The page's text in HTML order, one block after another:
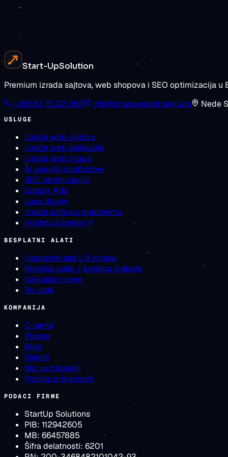
Zatražite procenu
Start-UpSolution
Premium izrada sajtova, web shopova i SEO optimizacija u
+381 63 15 22 063
info@izradawebstranica.rs Nede
USLUGE
Izrada web sajtova
Izrada web aplikacija
Izrada web shopa
AI agenti i chatbotovi
SEO optimizacija
Google Ads
Logo dizajn
Izrada sajta po gradovima
Hosting i domen ↗
BESPLATNI ALATI
Napravite sajt u 5 koraka
Revizija sajta + predlog izgleda
Kalkulator cene
Svi alati
KOMPANIJA
O nama
Proces
Blog
Klijenti
Moj sajt (panel)
Politika privatnosti
PODACI FIRME
StartUp Solutions
PIB: 112942605
MB: 66457885
Šifra delatnosti: 6201